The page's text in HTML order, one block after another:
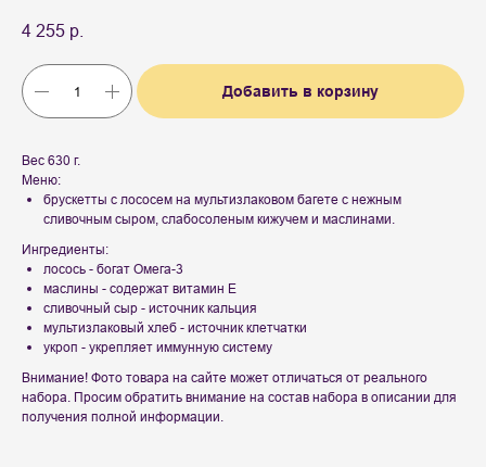
4 255 р.
Добавить в корзину
Вес 630 г.
Меню:
брускетты с лососем на мультизлаковом багете с нежным
сливочным сыром, слабосоленым кижучем и маслинами.
Ингредиенты:
лосось - богат Омега-3
маслины - содержат витамин Е
сливочный сыр - источник кальция
мультизлаковый хлеб - источник клетчатки
укроп - укрепляет иммунную систему
Внимание! Фото товара на сайте может отличаться от реального
набора. Просим обратить внимание на состав набора в описании для
получения полной информации.